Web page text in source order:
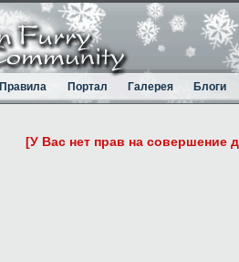
Правила Портал Галерея Блоги
[У Вас нет прав на совершение